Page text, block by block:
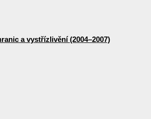
a vystřízlivění (2004–2007)